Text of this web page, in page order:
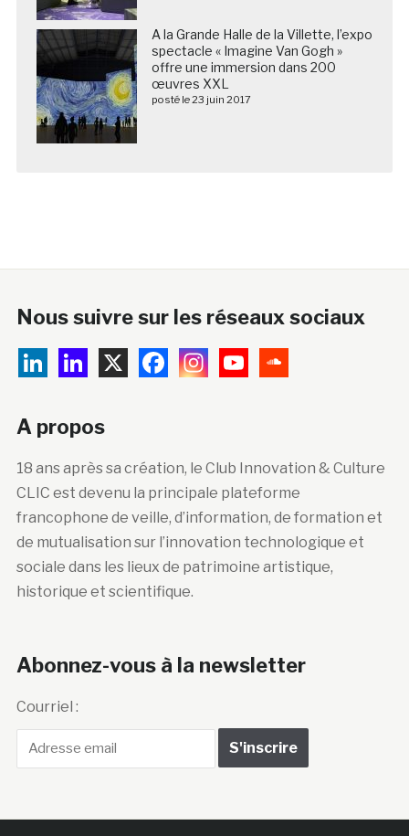
A la Grande Halle de la Villette, l’expo
spectacle « Imagine Van Gogh »
offre une immersion dans 200
œuvres XXL
posté le 23 juin 2017
Nous suivre sur les réseaux sociaux
A propos
18 ans après sa création, le Club Innovation & Culture
CLIC est devenu la principale plateforme
francophone de veille, d’information, de formation et
de mutualisation sur l’innovation technologique et
sociale dans les lieux de patrimoine artistique,
historique et scientifique.
Abonnez-vous à la newsletter
Courriel :